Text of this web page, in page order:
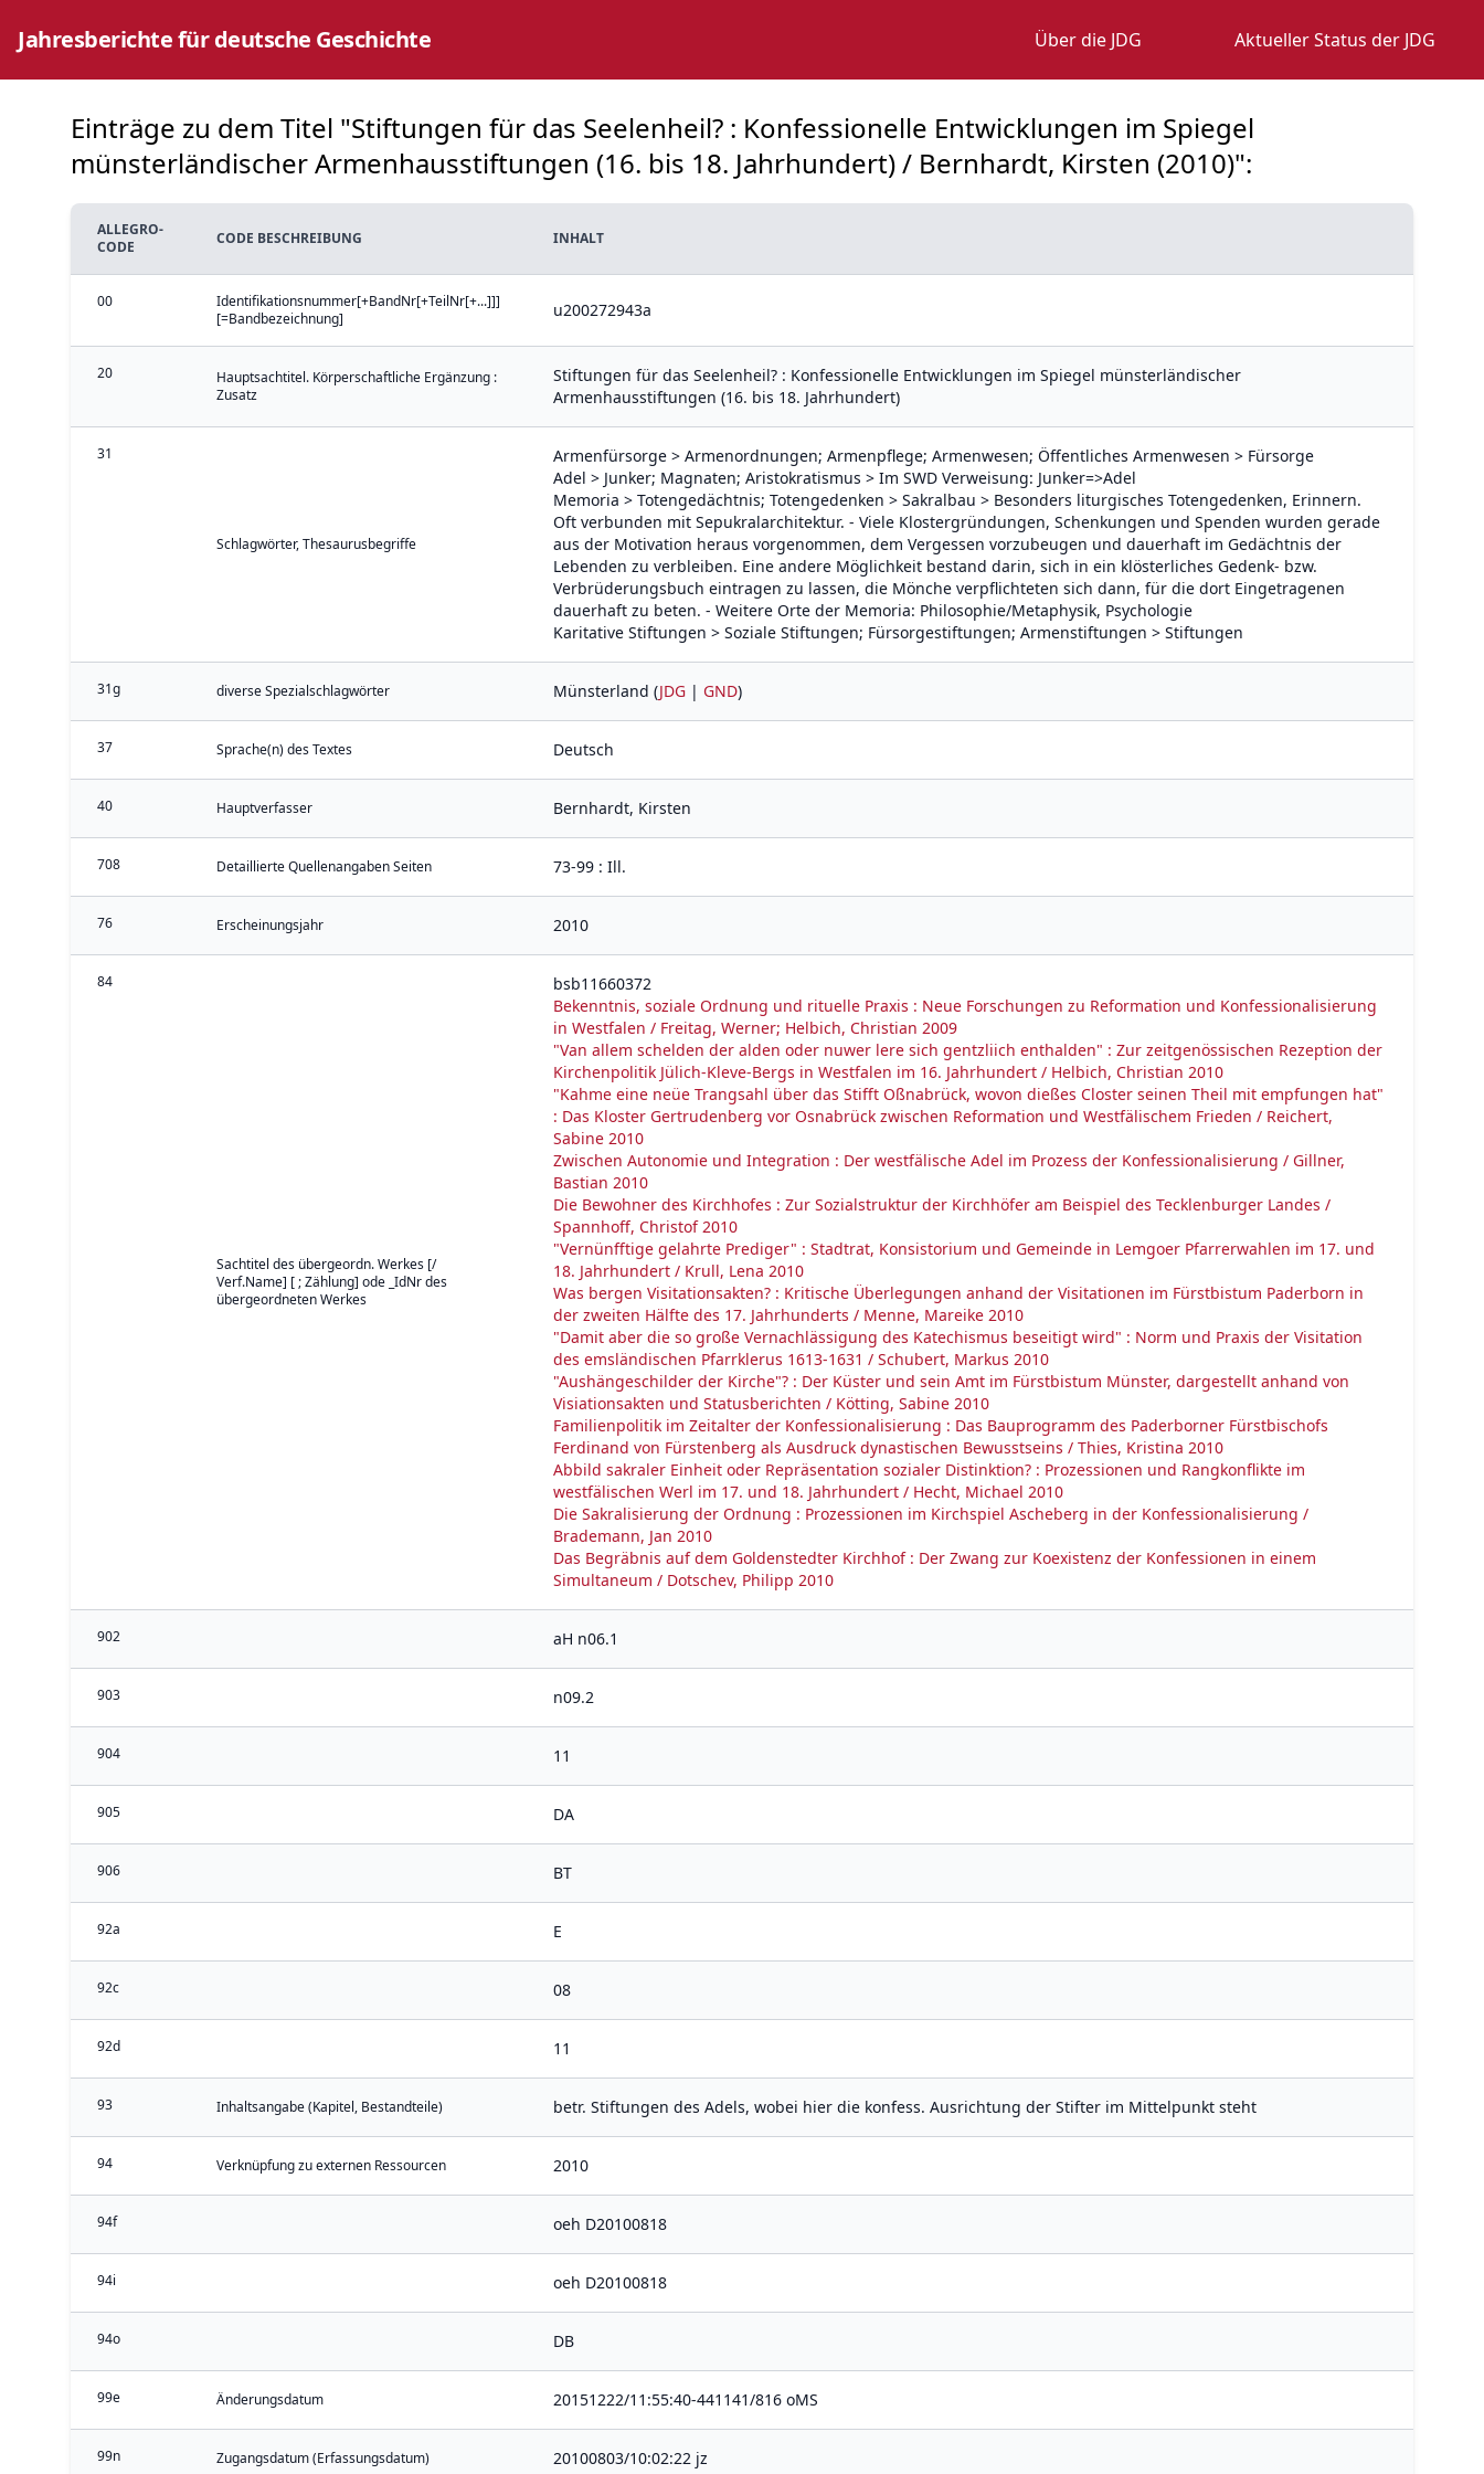
Jahresberichte für deutsche Geschichte Über die JDG Aktueller Status der JDG
Einträge zu dem Titel "Stiftungen für das Seelenheil? : Konfessionelle Entwicklungen im Spiegel
münsterländischer Armenhausstiftungen (16. bis 18. Jahrhundert) / Bernhardt, Kirsten (2010)":
ALLEGRO-
CODE
CODE BESCHREIBUNG INHALT
00
Identifikationsnummer[+BandNr[+TeilNr[+...]]]
[=Bandbezeichnung]
u200272943a
20
Hauptsachtitel. Körperschaftliche Ergänzung :
Zusatz
Stiftungen für das Seelenheil? : Konfessionelle Entwicklungen im Spiegel münsterländischer
Armenhausstiftungen (16. bis 18. Jahrhundert)
31
Schlagwörter, Thesaurusbegriffe
Armenfürsorge > Armenordnungen; Armenpflege; Armenwesen; Öffentliches Armenwesen > Fürsorge
Adel > Junker; Magnaten; Aristokratismus > Im SWD Verweisung: Junker=>Adel
Memoria > Totengedächtnis; Totengedenken > Sakralbau > Besonders liturgisches Totengedenken, Erinnern.
Oft verbunden mit Sepukralarchitektur. - Viele Klostergründungen, Schenkungen und Spenden wurden gerade
aus der Motivation heraus vorgenommen, dem Vergessen vorzubeugen und dauerhaft im Gedächtnis der
Lebenden zu verbleiben. Eine andere Möglichkeit bestand darin, sich in ein klösterliches Gedenk- bzw.
Verbrüderungsbuch eintragen zu lassen, die Mönche verpflichteten sich dann, für die dort Eingetragenen
dauerhaft zu beten. - Weitere Orte der Memoria: Philosophie/Metaphysik, Psychologie
Karitative Stiftungen > Soziale Stiftungen; Fürsorgestiftungen; Armenstiftungen > Stiftungen
31g diverse Spezialschlagwörter Münsterland (JDG | GND)
37 Sprache(n) des Textes Deutsch
40 Hauptverfasser Bernhardt, Kirsten
708 Detaillierte Quellenangaben Seiten 73-99 : Ill.
76 Erscheinungsjahr 2010
84
Sachtitel des übergeordn. Werkes [/
Verf.Name] [ ; Zählung] ode _IdNr des
übergeordneten Werkes
bsb11660372
Bekenntnis, soziale Ordnung und rituelle Praxis : Neue Forschungen zu Reformation und Konfessionalisierung
in Westfalen / Freitag, Werner; Helbich, Christian 2009
"Van allem schelden der alden oder nuwer lere sich gentzliich enthalden" : Zur zeitgenössischen Rezeption der
Kirchenpolitik Jülich-Kleve-Bergs in Westfalen im 16. Jahrhundert / Helbich, Christian 2010
"Kahme eine neüe Trangsahl über das Stifft Oßnabrück, wovon dießes Closter seinen Theil mit empfungen hat"
: Das Kloster Gertrudenberg vor Osnabrück zwischen Reformation und Westfälischem Frieden / Reichert,
Sabine 2010
Zwischen Autonomie und Integration : Der westfälische Adel im Prozess der Konfessionalisierung / Gillner,
Bastian 2010
Die Bewohner des Kirchhofes : Zur Sozialstruktur der Kirchhöfer am Beispiel des Tecklenburger Landes /
Spannhoff, Christof 2010
"Vernünfftige gelahrte Prediger" : Stadtrat, Konsistorium und Gemeinde in Lemgoer Pfarrerwahlen im 17. und
18. Jahrhundert / Krull, Lena 2010
Was bergen Visitationsakten? : Kritische Überlegungen anhand der Visitationen im Fürstbistum Paderborn in
der zweiten Hälfte des 17. Jahrhunderts / Menne, Mareike 2010
"Damit aber die so große Vernachlässigung des Katechismus beseitigt wird" : Norm und Praxis der Visitation
des emsländischen Pfarrklerus 1613-1631 / Schubert, Markus 2010
"Aushängeschilder der Kirche"? : Der Küster und sein Amt im Fürstbistum Münster, dargestellt anhand von
Visiationsakten und Statusberichten / Kötting, Sabine 2010
Familienpolitik im Zeitalter der Konfessionalisierung : Das Bauprogramm des Paderborner Fürstbischofs
Ferdinand von Fürstenberg als Ausdruck dynastischen Bewusstseins / Thies, Kristina 2010
Abbild sakraler Einheit oder Repräsentation sozialer Distinktion? : Prozessionen und Rangkonflikte im
westfälischen Werl im 17. und 18. Jahrhundert / Hecht, Michael 2010
Die Sakralisierung der Ordnung : Prozessionen im Kirchspiel Ascheberg in der Konfessionalisierung /
Brademann, Jan 2010
Das Begräbnis auf dem Goldenstedter Kirchhof : Der Zwang zur Koexistenz der Konfessionen in einem
Simultaneum / Dotschev, Philipp 2010
902 aH n06.1
903 n09.2
904 11
905 DA
906 BT
92a E
92c 08
92d 11
93 Inhaltsangabe (Kapitel, Bestandteile) betr. Stiftungen des Adels, wobei hier die konfess. Ausrichtung der Stifter im Mittelpunkt steht
94 Verknüpfung zu externen Ressourcen 2010
94f oeh D20100818
94i oeh D20100818
94o DB
99e Änderungsdatum 20151222/11:55:40-441141/816 oMS
99n Zugangsdatum (Erfassungsdatum) 20100803/10:02:22 jz